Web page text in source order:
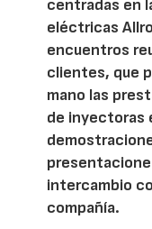
centradas en
eléctricas
encuentros
clientes, que
mano las
de inyectoras
intercambio
compañía.